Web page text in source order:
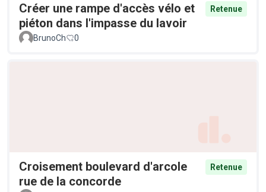
Créer une rampe d'accès vélo et
piéton dans l'impasse du lavoir
Retenue
BrunoCh 0
Croisement boulevard d'arcole
rue de la concorde
Retenue